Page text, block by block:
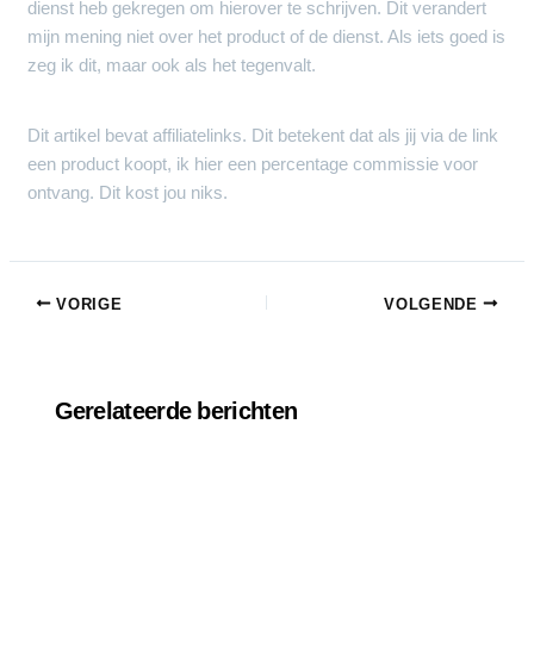
dienst heb gekregen om hierover te schrijven. Dit verandert
mijn mening niet over het product of de dienst. Als iets goed is
zeg ik dit, maar ook als het tegenvalt.
Dit artikel bevat affiliatelinks. Dit betekent dat als jij via de link
een product koopt, ik hier een percentage commissie voor
ontvang. Dit kost jou niks.
VORIGE VOLGENDE
Gerelateerde berichten